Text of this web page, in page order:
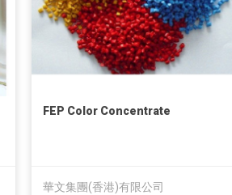
FEP Color Concentrate
華文集團(香港)有限公司